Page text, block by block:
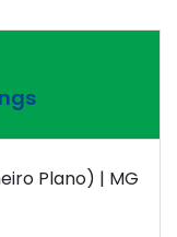
Plano) | MG